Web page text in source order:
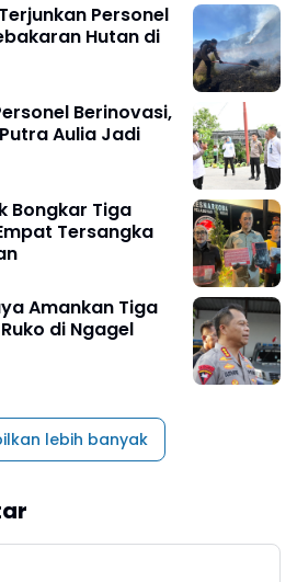
Personel
Hutan di
Berinovasi,
Aulia Jadi
Bongkar Tiga
Tersangka
Amankan Tiga
di Ngagel
lebih banyak